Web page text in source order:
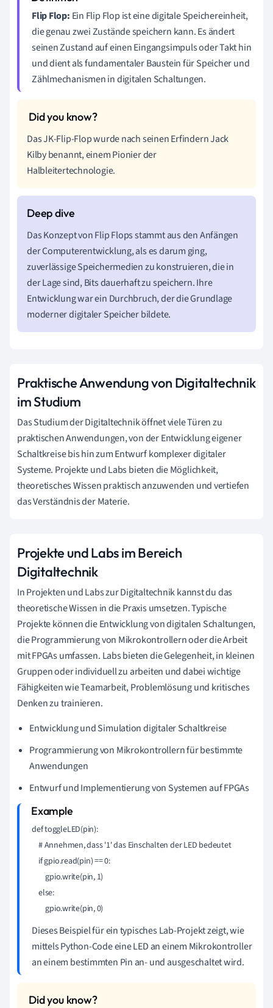
Flip Flop: Ein Flip Flop ist eine digitale Speichereinheit,
die genau zwei Zustände speichern kann. Es ändert
seinen Zustand auf einen Eingangsimpuls oder Takt hin
und dient als fundamentaler Baustein für Speicher und
Zählmechanismen in digitalen Schaltungen.
Das JK-Flip-Flop wurde nach seinen Erfindern Jack
Kilby benannt, einem Pionier der
Halbleitertechnologie.
Das Konzept von Flip Flops stammt aus den Anfängen
der Computerentwicklung, als es darum ging,
zuverlässige Speichermedien zu konstruieren, die in
der Lage sind, Bits dauerhaft zu speichern. Ihre
Entwicklung war ein Durchbruch, der die Grundlage
moderner digitaler Speicher bildete.
Praktische Anwendung von Digitaltechnik
im Studium
Das Studium der Digitaltechnik öffnet viele Türen zu
praktischen Anwendungen, von der Entwicklung eigener
Schaltkreise bis hin zum Entwurf komplexer digitaler
Systeme. Projekte und Labs bieten die Möglichkeit,
theoretisches Wissen praktisch anzuwenden und vertiefen
das Verständnis der Materie.
Projekte und Labs im Bereich
Digitaltechnik
In Projekten und Labs zur Digitaltechnik kannst du das
theoretische Wissen in die Praxis umsetzen. Typische
Projekte können die Entwicklung von digitalen Schaltungen,
die Programmierung von Mikrokontrollern oder die Arbeit
mit FPGAs umfassen. Labs bieten die Gelegenheit, in kleinen
Gruppen oder individuell zu arbeiten und dabei wichtige
Fähigkeiten wie Teamarbeit, Problemlösung und kritisches
Denken zu trainieren.
Entwicklung und Simulation digitaler Schaltkreise
Programmierung von Mikrokontrollern für bestimmte
Anwendungen
Entwurf und Implementierung von Systemen auf FPGAs
def toggleLED(pin):
    # Annehmen, dass '1' das Einschalten der LED bedeutet
    if gpio.read(pin) == 0:
        gpio.write(pin, 1)
    else:
Dieses Beispiel für ein typisches Lab-Projekt zeigt, wie
mittels Python-Code eine LED an einem Mikrokontroller
an einem bestimmten Pin an- und ausgeschaltet wird.